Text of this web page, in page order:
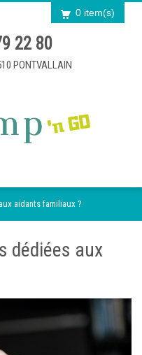
0 item(s)
22 80
PONTVALLAIN
aidants familiaux ?
dédiées aux